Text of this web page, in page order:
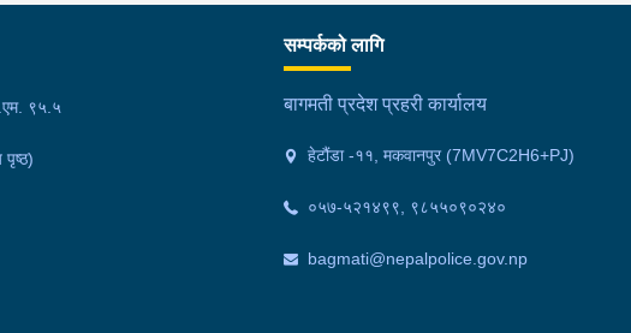
कालो झोला
मोक्तान र सोहि
९५.५
पृष्ठ)
सम्पर्कको लागि
बागमती प्रदेश प्रहरी कार्यालय
हेटौंडा -११, मकवानपुर (7MV7C2H6+PJ)
०५७-५२१४९९, ९८५५०९०२४०
bagmati@nepalpolice.gov.np